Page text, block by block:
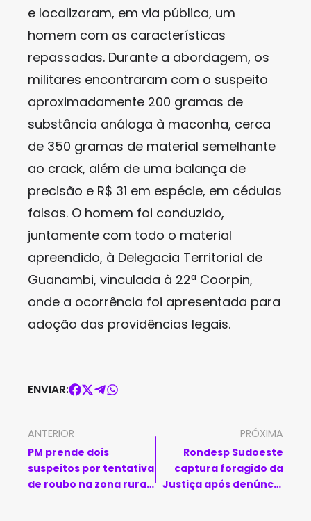
e localizaram, em via pública, um
homem com as características
repassadas. Durante a abordagem, os
militares encontraram com o suspeito
aproximadamente 200 gramas de
substância análoga à maconha, cerca
de 350 gramas de material semelhante
ao crack, além de uma balança de
precisão e R$ 31 em espécie, em cédulas
falsas. O homem foi conduzido,
juntamente com todo o material
apreendido, à Delegacia Territorial de
Guanambi, vinculada à 22ª Coorpin,
onde a ocorrência foi apresentada para
adoção das providências legais.
ENVIAR:
ANTERIOR
PM prende dois
suspeitos por tentativa
de roubo na zona rural
PRÓXIMA
Rondesp Sudoeste
captura foragido da
Justiça após denúncia